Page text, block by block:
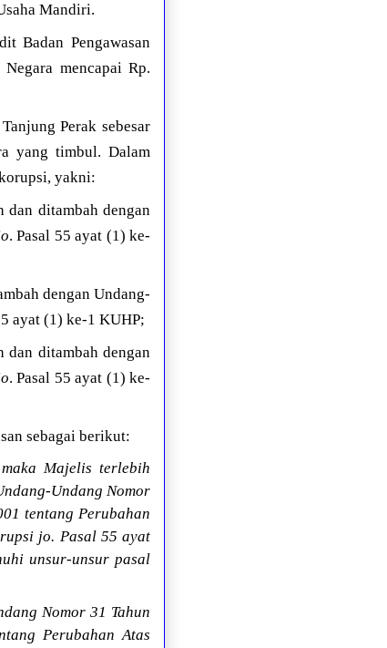
Mandiri.
Badan Pengawasan
mencapai Rp.
Perak sebesar
yang timbul. Dalam
yakni:
dan ditambah dengan
. Pasal 55 ayat (1) ke-
dengan Undang-
ayat (1) ke-1 KUHP;
dan ditambah dengan
. Pasal 55 ayat (1) ke-
sebagai berikut:
Majelis terlebih
Undang Nomor
tentang Perubahan
jo. Pasal 55 ayat
unsur-unsur pasal
Nomor 31 Tahun
Perubahan Atas